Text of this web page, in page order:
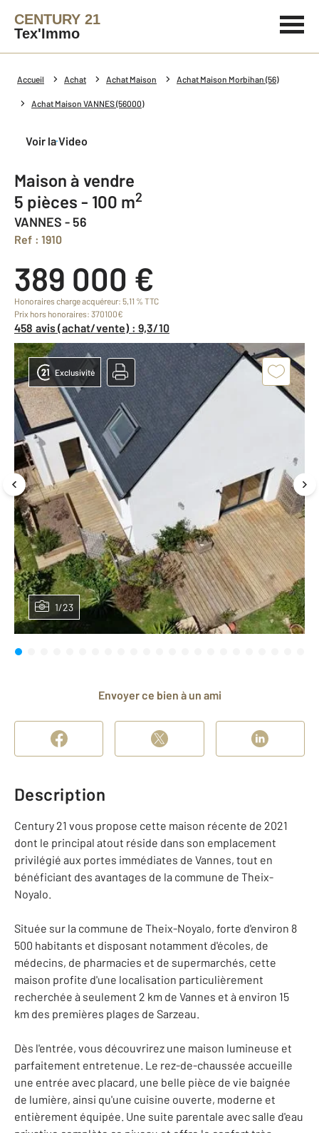
CENTURY 21
Tex'Immo
Accueil Achat Achat Maison Achat Maison Morbihan (56)
Achat Maison VANNES (56000)
Voir la Video
Maison à vendre
5 pièces - 100 m2
VANNES - 56
Ref : 1910
389 000 €
Honoraires charge acquéreur: 5,11 % TTC
Prix hors honoraires: 370100€
458 avis (achat/vente) : 9,3/10
1/23
Exclusivité
Envoyer ce bien à un ami
Description
Century 21 vous propose cette maison récente de 2021
dont le principal atout réside dans son emplacement
privilégié aux portes immédiates de Vannes, tout en
bénéficiant des avantages de la commune de Theix-
Noyalo.
Située sur la commune de Theix-Noyalo, forte d'environ 8
500 habitants et disposant notamment d'écoles, de
médecins, de pharmacies et de supermarchés, cette
maison profite d'une localisation particulièrement
recherchée à seulement 2 km de Vannes et à environ 15
km des premières plages de Sarzeau.
Dès l'entrée, vous découvrirez une maison lumineuse et
parfaitement entretenue. Le rez-de-chaussée accueille
une entrée avec placard, une belle pièce de vie baignée
de lumière, ainsi qu'une cuisine ouverte, moderne et
entièrement équipée. Une suite parentale avec salle d'eau